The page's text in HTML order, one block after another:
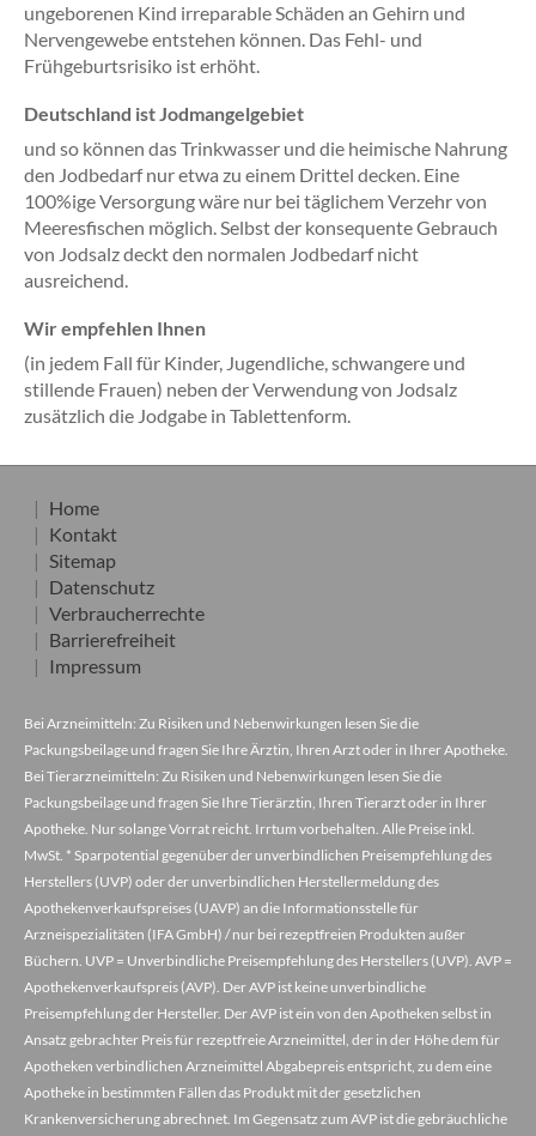
ungeborenen Kind irreparable Schäden an Gehirn und
Nervengewebe entstehen können. Das Fehl- und
Frühgeburtsrisiko ist erhöht.
Deutschland ist Jodmangelgebiet
und so können das Trinkwasser und die heimische Nahrung
den Jodbedarf nur etwa zu einem Drittel decken. Eine
100%ige Versorgung wäre nur bei täglichem Verzehr von
Meeresfischen möglich. Selbst der konsequente Gebrauch
von Jodsalz deckt den normalen Jodbedarf nicht
ausreichend.
Wir empfehlen Ihnen
(in jedem Fall für Kinder, Jugendliche, schwangere und
stillende Frauen) neben der Verwendung von Jodsalz
zusätzlich die Jodgabe in Tablettenform.
Home
Kontakt
Sitemap
Datenschutz
Verbraucherrechte
Barrierefreiheit
Impressum
Bei Arzneimitteln: Zu Risiken und Nebenwirkungen lesen Sie die
Packungsbeilage und fragen Sie Ihre Ärztin, Ihren Arzt oder in Ihrer Apotheke.
Bei Tierarzneimitteln: Zu Risiken und Nebenwirkungen lesen Sie die
Packungsbeilage und fragen Sie Ihre Tierärztin, Ihren Tierarzt oder in Ihrer
Apotheke. Nur solange Vorrat reicht. Irrtum vorbehalten. Alle Preise inkl.
MwSt. * Sparpotential gegenüber der unverbindlichen Preisempfehlung des
Herstellers (UVP) oder der unverbindlichen Herstellermeldung des
Apothekenverkaufspreises (UAVP) an die Informationsstelle für
Arzneispezialitäten (IFA GmbH) / nur bei rezeptfreien Produkten außer
Büchern. UVP = Unverbindliche Preisempfehlung des Herstellers (UVP). AVP =
Apothekenverkaufspreis (AVP). Der AVP ist keine unverbindliche
Preisempfehlung der Hersteller. Der AVP ist ein von den Apotheken selbst in
Ansatz gebrachter Preis für rezeptfreie Arzneimittel, der in der Höhe dem für
Apotheken verbindlichen Arzneimittel Abgabepreis entspricht, zu dem eine
Apotheke in bestimmten Fällen das Produkt mit der gesetzlichen
Krankenversicherung abrechnet. Im Gegensatz zum AVP ist die gebräuchliche